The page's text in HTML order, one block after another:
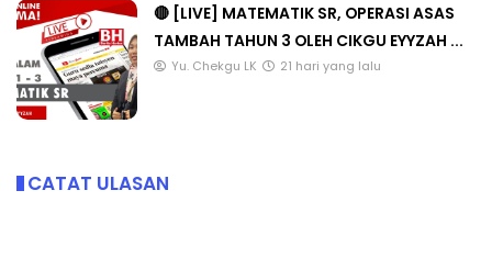
🔴 [LIVE] MATEMATIK SR, OPERASI ASAS
TAMBAH TAHUN 3 OLEH CIKGU EYYZAH ...
Yu. Chekgu LK 21 hari yang lalu
CATAT ULASAN